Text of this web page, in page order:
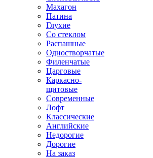
Махагон
Патина
Глухие
Со стеклом
Распашные
Одностворчатые
Филенчатые
Царговые
Каркасно-
щитовые
Современные
Лофт
Классические
Английские
Недорогие
Дорогие
На заказ